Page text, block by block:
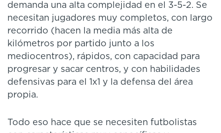
demanda una alta complejidad en el 3-5-2. Se
necesitan jugadores muy completos, con largo
recorrido (hacen la media más alta de
kilómetros por partido junto a los
mediocentros), rápidos, con capacidad para
progresar y sacar centros, y con habilidades
defensivas para el 1x1 y la defensa del área
propia.
Todo eso hace que se necesiten futbolistas